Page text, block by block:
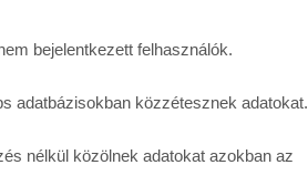
bejelentkezett felhasználók.
adatbázisokban közzétesznek adatokat.
nélkül közölnek adatokat azokban az